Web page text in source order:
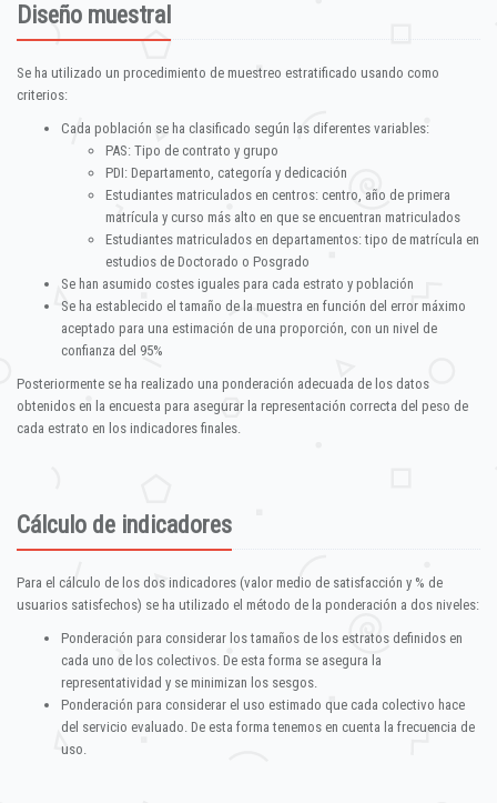
Diseño muestral
Se ha utilizado un procedimiento de muestreo estratificado usando como
criterios:
Cada población se ha clasificado según las diferentes variables:
PAS: Tipo de contrato y grupo
PDI: Departamento, categoría y dedicación
Estudiantes matriculados en centros: centro, año de primera
matrícula y curso más alto en que se encuentran matriculados
Estudiantes matriculados en departamentos: tipo de matrícula en
estudios de Doctorado o Posgrado
Se han asumido costes iguales para cada estrato y población
Se ha establecido el tamaño de la muestra en función del error máximo
aceptado para una estimación de una proporción, con un nivel de
confianza del 95%
Posteriormente se ha realizado una ponderación adecuada de los datos
obtenidos en la encuesta para asegurar la representación correcta del peso de
cada estrato en los indicadores finales.
Cálculo de indicadores
Para el cálculo de los dos indicadores (valor medio de satisfacción y % de
usuarios satisfechos) se ha utilizado el método de la ponderación a dos niveles:
Ponderación para considerar los tamaños de los estratos definidos en
cada uno de los colectivos. De esta forma se asegura la
representatividad y se minimizan los sesgos.
Ponderación para considerar el uso estimado que cada colectivo hace
del servicio evaluado. De esta forma tenemos en cuenta la frecuencia de
uso.